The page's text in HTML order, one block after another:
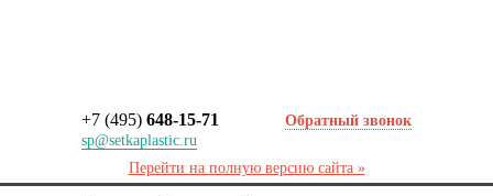
+7 (495) 648-15-71
sp@setkaplastic.ru
Обратный звонок
Перейти на полную версию сайта »